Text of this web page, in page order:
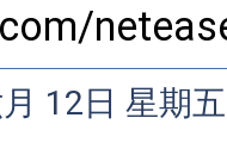
12日 星期